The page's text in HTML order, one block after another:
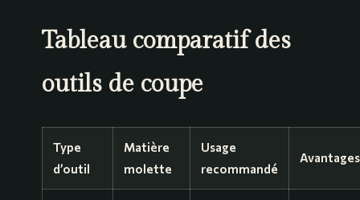
Tableau comparatif des
outils de coupe
Type
d’outil
Matière
molette
Usage
recommandé
Avantages